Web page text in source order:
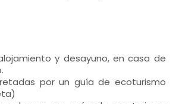
y desayuno, en casa de
por un guía de ecoturismo